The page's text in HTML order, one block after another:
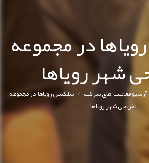
در مجموعه
شهر رویاها
فعالیت های شرکت/ سلکشن رویاها در مجموعه
تفریحی شهر رویاها